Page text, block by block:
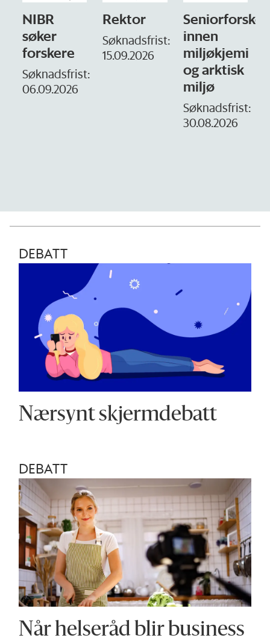
NIBR
søker
forskere
Søknadsfrist:
06.09.2026
Rektor
Søknadsfrist:
15.09.2026
Seniorforsker
innen
miljøkjemi
og arktisk
miljø
Søknadsfrist:
30.08.2026
DEBATT
Nærsynt skjermdebatt
DEBATT
Når helseråd blir business